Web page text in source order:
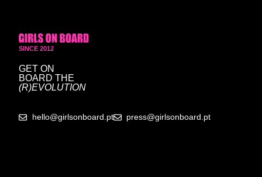
SINCE 2012
GET ON
BOARD THE
(R)EVOLUTION
hello@girlsonboard.pt press@girlsonboard.pt